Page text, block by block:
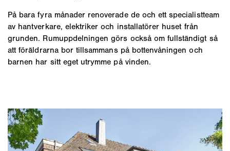
På bara fyra månader renoverade de och ett specialistteam
av hantverkare, elektriker och installatörer huset från
grunden. Rumuppdelningen görs också om fullständigt så
att föräldrarna bor tillsammans på bottenvåningen och
barnen har sitt eget utrymme på vinden.